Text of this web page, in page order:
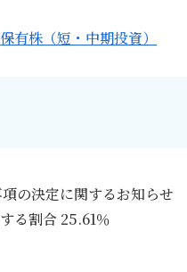
保有株（短・中期投資）
の決定に関するお知らせ
る割合 25.61％